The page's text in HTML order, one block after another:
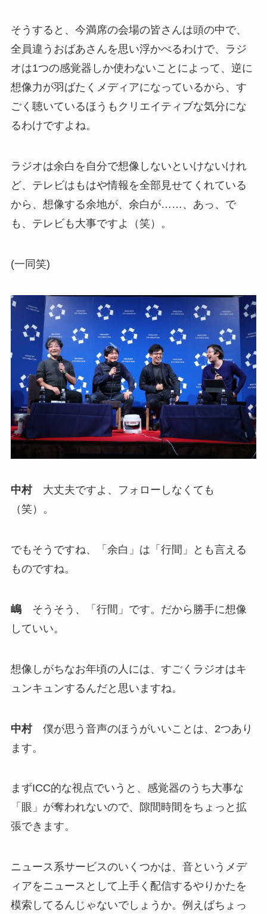
そうすると、今満席の会場の皆さんは頭の中で、
全員違うおばあさんを思い浮かべるわけで、ラジ
オは1つの感覚器しか使わないことによって、逆に
想像力が羽ばたくメディアになっているから、す
ごく聴いているほうもクリエイティブな気分にな
るわけですよね。
ラジオは余白を自分で想像しないといけないけれ
ど、テレビはもはや情報を全部見せてくれている
から、想像する余地が、余白が……、あっ、で
も、テレビも大事ですよ（笑）。
(一同笑)
中村大丈夫ですよ、フォローしなくても
（笑）。
でもそうですね、「余白」は「行間」とも言える
ものですね。
嶋そうそう、「行間」です。だから勝手に想像
していい。
想像しがちなお年頃の人には、すごくラジオはキ
ュンキュンするんだと思いますね。
中村僕が思う音声のほうがいいことは、2つあり
ます。
まずICC的な視点でいうと、感覚器のうち大事な
「眼」が奪われないので、隙間時間をちょっと拡
張できます。
ニュース系サービスのいくつかは、音というメデ
ィアをニュースとして上手く配信するやりかたを
模索してるんじゃないでしょうか。例えばちょっ